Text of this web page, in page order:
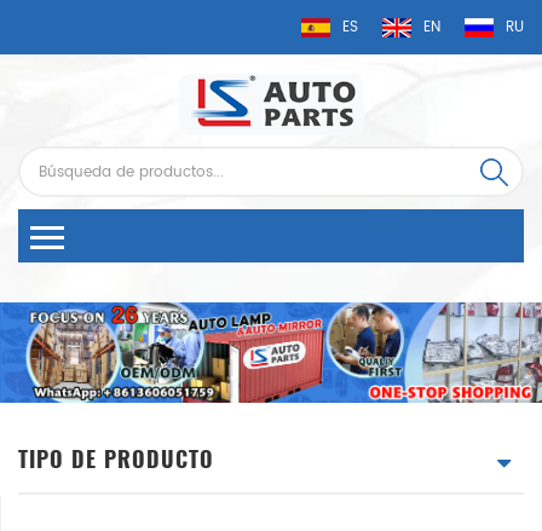
ES EN RU
TIPO DE PRODUCTO